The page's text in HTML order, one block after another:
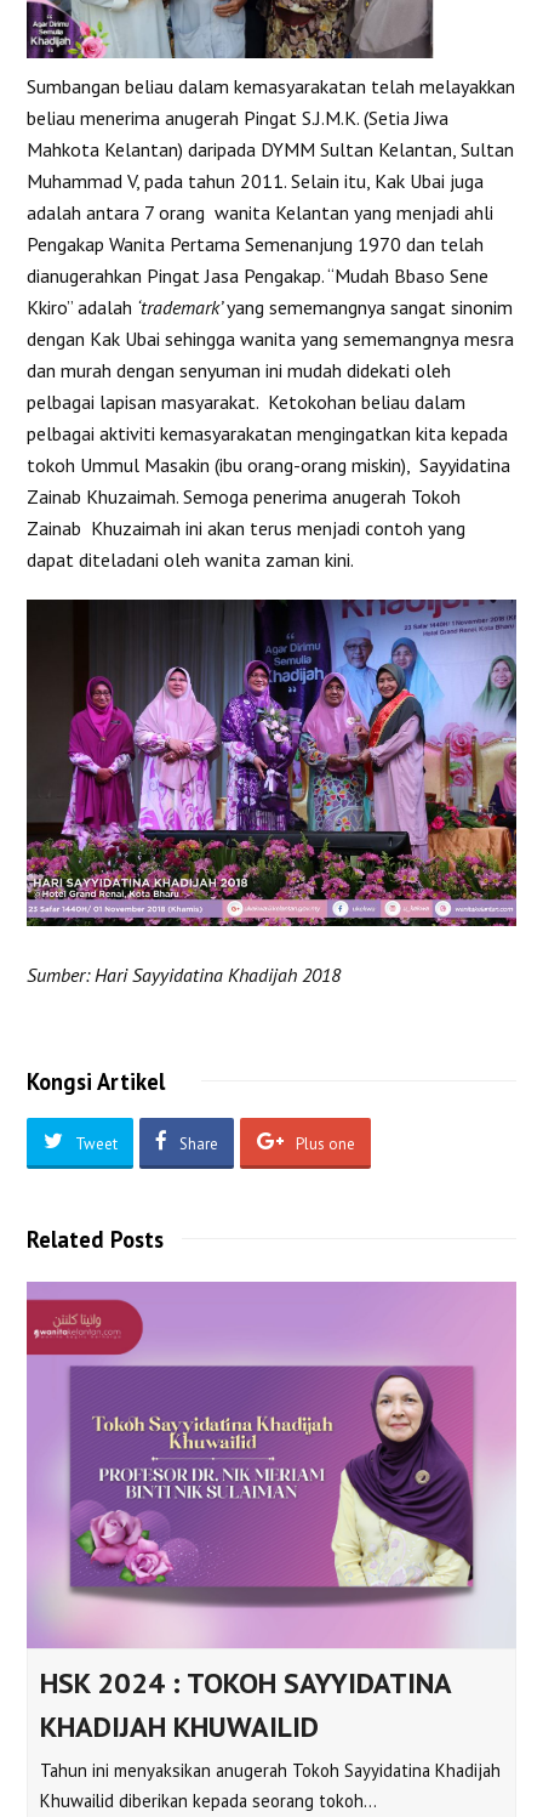
Sumbangan beliau dalam kemasyarakatan telah melayakkan
beliau menerima anugerah Pingat S.J.M.K. (Setia Jiwa
Mahkota Kelantan) daripada DYMM Sultan Kelantan, Sultan
Muhammad V, pada tahun 2011. Selain itu, Kak Ubai juga
adalah antara 7 orang wanita Kelantan yang menjadi ahli
Pengakap Wanita Pertama Semenanjung 1970 dan telah
dianugerahkan Pingat Jasa Pengakap. “Mudah Bbaso Sene
Kkiro” adalah ‘trademark’yang sememangnya sangat sinonim
dengan Kak Ubai sehingga wanita yang sememangnya mesra
dan murah dengan senyuman ini mudah didekati oleh
pelbagai lapisan masyarakat. Ketokohan beliau dalam
pelbagai aktiviti kemasyarakatan mengingatkan kita kepada
tokoh Ummul Masakin (ibu orang-orang miskin), Sayyidatina
Zainab Khuzaimah. Semoga penerima anugerah Tokoh
Zainab Khuzaimah ini akan terus menjadi contoh yang
dapat diteladani oleh wanita zaman kini.
Sumber: Hari Sayyidatina Khadijah 2018
Kongsi Artikel
Tweet Share Plus one
Related Posts
HSK 2024 : TOKOH SAYYIDATINA
KHADIJAH KHUWAILID
Tahun ini menyaksikan anugerah Tokoh Sayyidatina Khadijah
Khuwailid diberikan kepada seorang tokoh…